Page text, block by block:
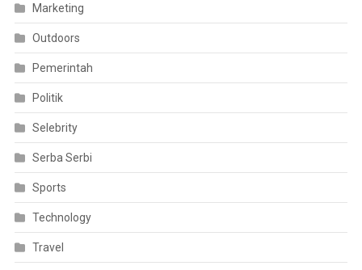
Marketing
Outdoors
Pemerintah
Politik
Selebrity
Serba Serbi
Sports
Technology
Travel